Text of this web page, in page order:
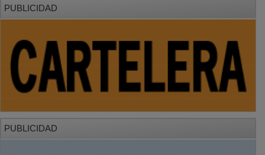
PUBLICIDAD
PUBLICIDAD